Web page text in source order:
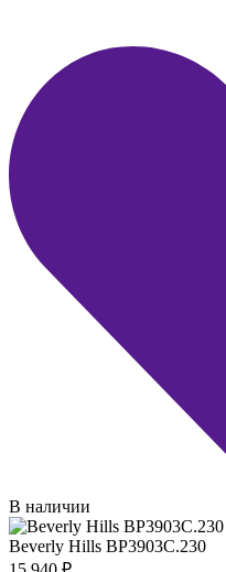
В наличии
Beverly Hills BP3903C.230